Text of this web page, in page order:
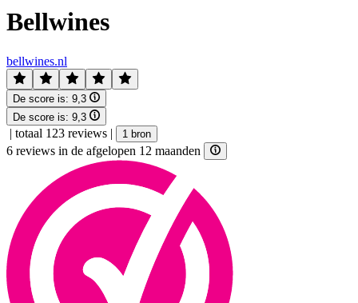
Bellwines
bellwines.nl
De score is: 9,3
De score is: 9,3
| totaal 123 reviews | 1 bron
6 reviews in de afgelopen 12 maanden